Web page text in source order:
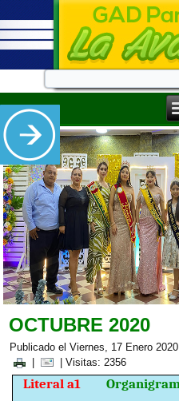
OCTUBRE 2020
Publicado el Viernes, 17 Enero
| Visitas: 2356
Literal a1